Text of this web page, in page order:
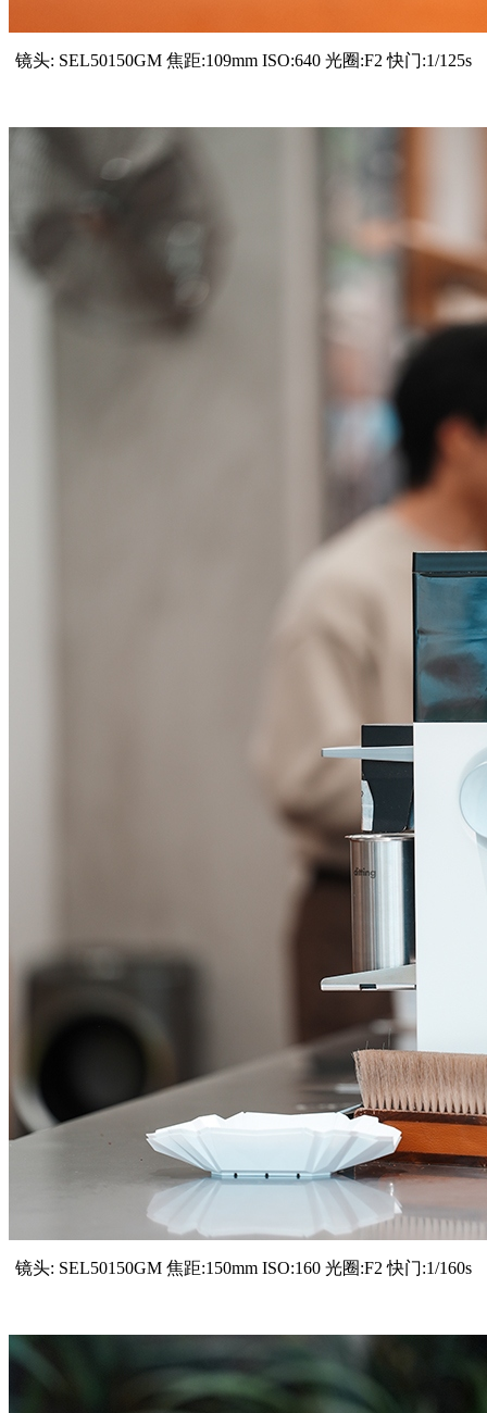
镜头: SEL50150GM 焦距:109mm ISO:640 光圈:F2 快门:1/125s
镜头: SEL50150GM 焦距:150mm ISO:160 光圈:F2 快门:1/160s